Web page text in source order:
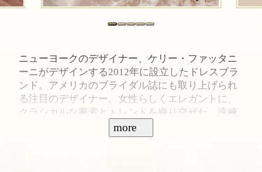
ニューヨークのデザイナー、ケリー・ファッタニ
ーニがデザインする2012年に設立したドレスブラ
ンド。アメリカのブライダル誌にも取り上げられ
る注目のデザイナー。女性らしくエレガントに、
クラシカルな要素とトレンドを織り交ぜた、洗練
されたシンプルなデザインが魅力。自分らしくあ
りのままの美しさを引き立てるドレスが揃う。
more